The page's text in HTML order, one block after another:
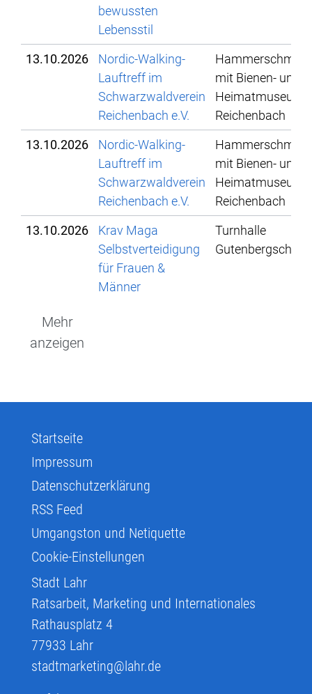
bewussten
Lebensstil
13.10.2026
Nordic-Walking-
Lauftreff im
Schwarzwaldverein
Reichenbach e.V.
mit Bienen- und
Heimatmuseum
Reichenbach
13.10.2026
Nordic-Walking-
Lauftreff im
Schwarzwaldverein
Reichenbach e.V.
mit Bienen- und
Heimatmuseum
Reichenbach
13.10.2026
Krav Maga
Selbstverteidigung
für Frauen &
Männer
Turnhalle
Gutenbergschule
Mehr
anzeigen
Startseite
Impressum
Datenschutzerklärung
RSS Feed
Umgangston und Netiquette
Cookie-Einstellungen
Stadt Lahr
Ratsarbeit, Marketing und Internationales
Rathausplatz 4
77933 Lahr
stadtmarketing@lahr.de